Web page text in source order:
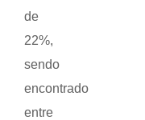
de
22%,
sendo
encontrado
entre